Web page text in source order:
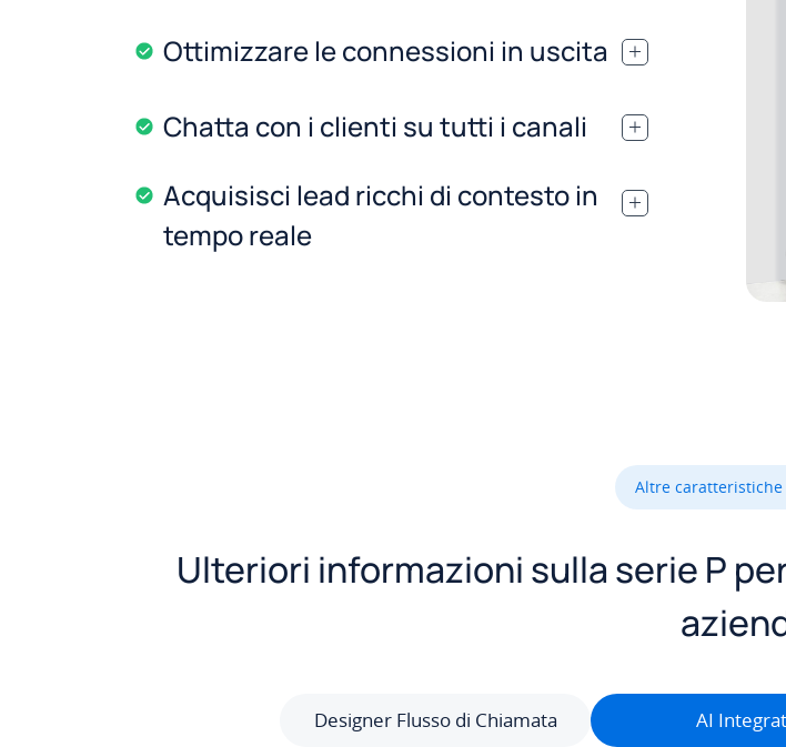
Ottimizzare le connessioni in uscita .
Chatta con i clienti su tutti i canali .
Acquisisci lead ricchi di contesto in
tempo reale
.
Altre
Ulteriori informazioni sulla serie P
Designer Flusso di Chiamata AI